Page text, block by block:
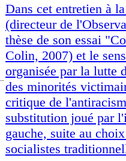
Dans cet entretien à
(directeur de
thèse de son essai
Colin, 2007) et le
organisée par la lutte
des minorités
critique de
substitution joué par
gauche, suite au
socialistes